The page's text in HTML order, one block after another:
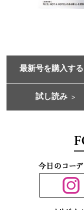
最新号を購入する
試し読み